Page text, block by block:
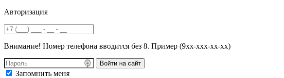
Авторизация
Внимание! Номер телефона вводится без 8. Пример (9хх-ххх-хх-хх)
Войти на сайт
Запомнить меня